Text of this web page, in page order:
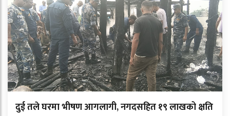
दुई तले घरमा भीषण आगलागी, नगदसहित १९ लाखको क्षति